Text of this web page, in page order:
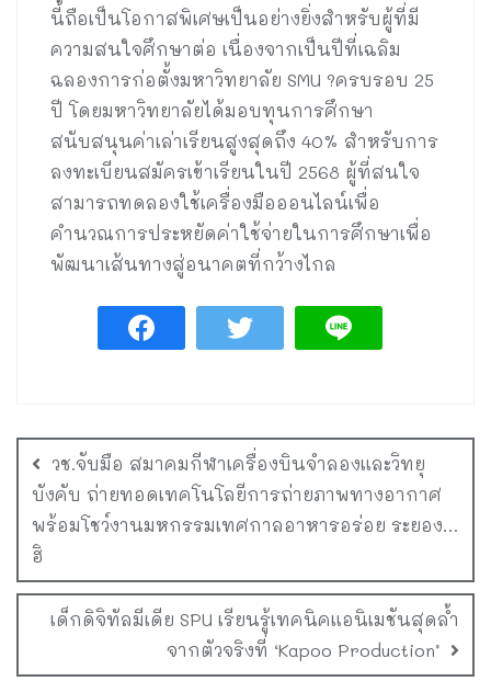
นี้ถือเป็นโอกาสพิเศษเป็นอย่างยิ่งสำหรับผู้ที่มี
ความสนใจศึกษาต่อ เนื่องจากเป็นปีที่เฉลิม
ฉลองการก่อตั้งมหาวิทยาลัย SMU ?ครบรอบ 25
ปี โดยมหาวิทยาลัยได้มอบทุนการศึกษา
สนับสนุนค่าเล่าเรียนสูงสุดถึง 40% สำหรับการ
ลงทะเบียนสมัครเข้าเรียนในปี 2568 ผู้ที่สนใจ
สามารถทดลองใช้เครื่องมือออนไลน์เพื่อ
คำนวณการประหยัดค่าใช้จ่ายในการศึกษาเพื่อ
พัฒนาเส้นทางสู่อนาคตที่กว้างไกล
วช.จับมือ สมาคมกีฬาเครื่องบินจำลองและวิทยุ
บังคับ ถ่ายทอดเทคโนโลยีการถ่ายภาพทางอากาศ
พร้อมโชว์งานมหกรรมเทศกาลอาหารอร่อย ระยอง…
ฮิ
เด็กดิจิทัลมีเดีย SPU เรียนรู้เทคนิคแอนิเมชันสุดล้ำ
จากตัวจริงที่ ‘Kapoo Production’